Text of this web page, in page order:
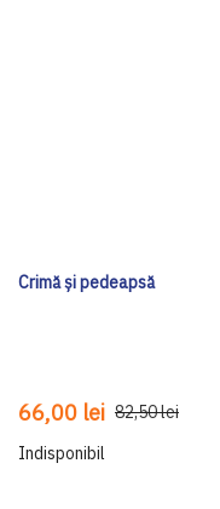
Crimă și pedeapsă
66,00 lei 82,50 lei
Indisponibil